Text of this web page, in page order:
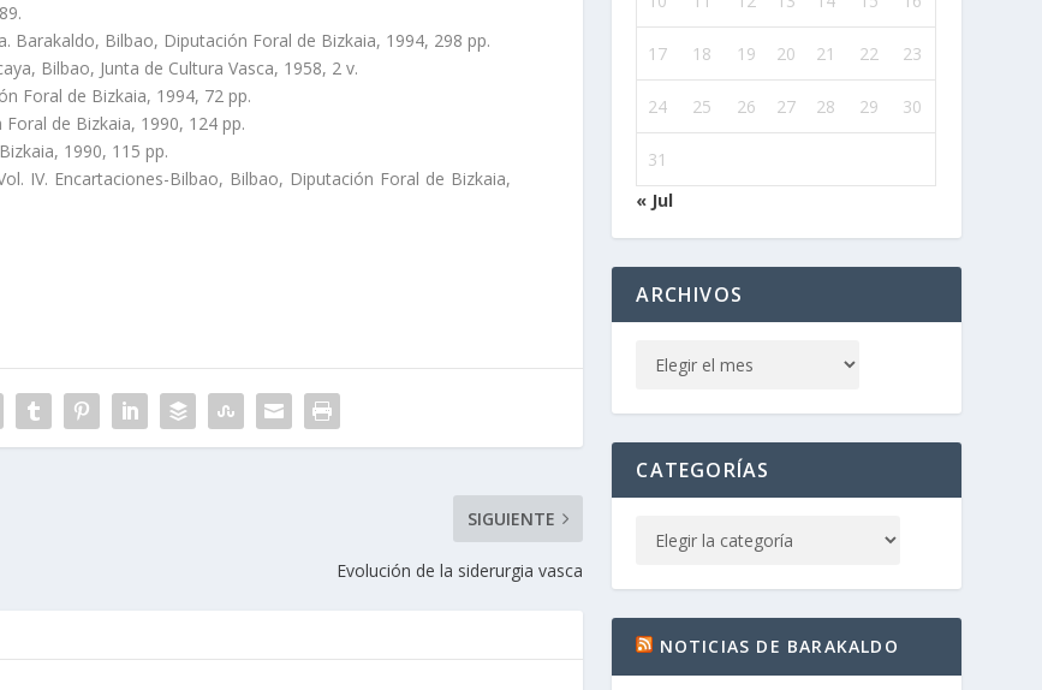
Barakaldo, Bilbao, Diputación Foral de Bizkaia, 1994, 298 pp.
Bilbao, Junta de Cultura Vasca, 1958, 2 v.
Foral de Bizkaia, 1994, 72 pp.
de Bizkaia, 1990, 124 pp.
1990, 115 pp.
IV. Encartaciones-Bilbao, Bilbao, Diputación Foral de Bizkaia,
SIGUIENTE
Evolución de la siderurgia vasca
17 18 19 20 21 22 23
24 25 26 27 28 29 30
31
« Jul
ARCHIVOS
CATEGORÍAS
NOTICIAS DE BARAKALDO